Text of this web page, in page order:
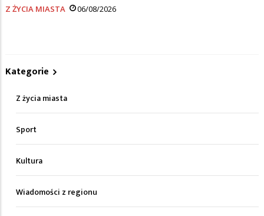
Z ŻYCIA MIASTA 06/08/2026
Kategorie
Z życia miasta
Sport
Kultura
Wiadomości z regionu